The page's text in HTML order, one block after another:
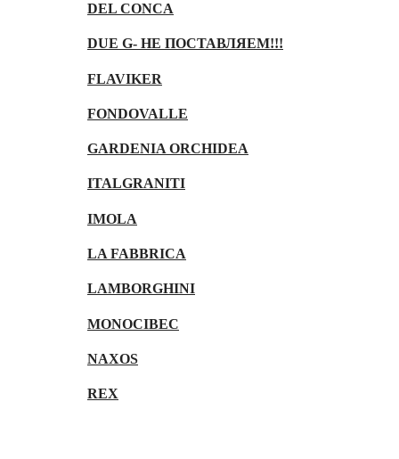
DEL CONCA
DUE G- НЕ ПОСТАВЛЯЕМ!!!
FLAVIKER
FONDOVALLE
GARDENIA ORCHIDEA
ITALGRANITI
IMOLA
LA FABBRICA
LAMBORGHINI
MONOCIBEC
NAXOS
REX